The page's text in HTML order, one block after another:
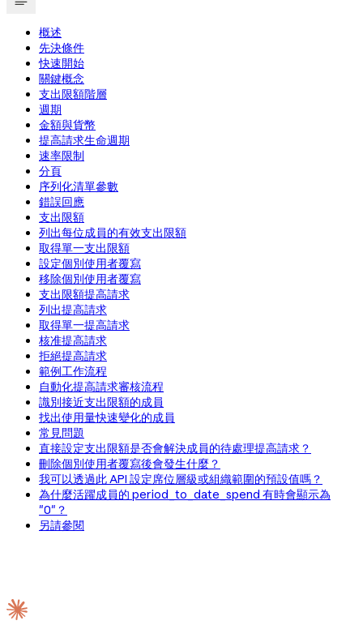
概述
先決條件
快速開始
關鍵概念
支出限額階層
週期
金額與貨幣
提高請求生命週期
速率限制
分頁
序列化清單參數
錯誤回應
支出限額
列出每位成員的有效支出限額
取得單一支出限額
設定個別使用者覆寫
移除個別使用者覆寫
支出限額提高請求
列出提高請求
取得單一提高請求
核准提高請求
拒絕提高請求
範例工作流程
自動化提高請求審核流程
識別接近支出限額的成員
找出使用量快速變化的成員
常見問題
直接設定支出限額是否會解決成員的待處理提高請求？
刪除個別使用者覆寫後會發生什麼？
我可以透過此 API 設定席位層級或組織範圍的預設值嗎？
為什麼活躍成員的 period_to_date_spend 有時會顯示為
"0"？
另請參閱